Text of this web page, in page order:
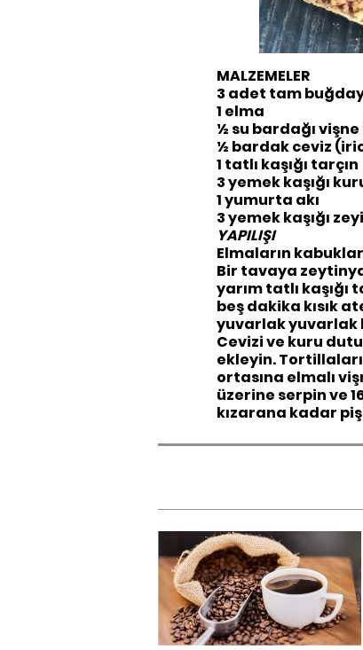
MALZEMELER
3 adet tam
1 elma
½ su bardağı
½ bardak ceviz
1 tatlı kaşığı tarçın
3 yemek kaşığı
1 yumurta akı
3 yemek kaşığı
YAPILIŞI
Elmaların
Bir tavaya
yarım tatlı
beş dakika kısık
yuvarlak yuvarlak
Cevizi ve kuru
ekleyin.
ortasına elmalı
üzerine serpin ve
kızarana kadar